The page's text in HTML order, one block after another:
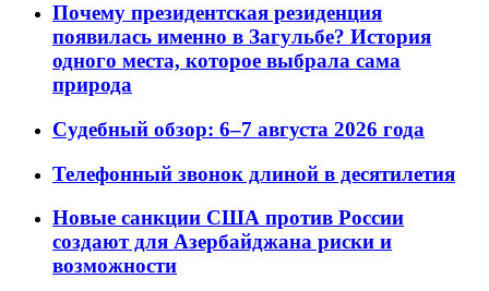
Почему президентская резиденция
появилась именно в Загульбе? История
одного места, которое выбрала сама
природа
Судебный обзор: 6–7 августа 2026 года
Телефонный звонок длиной в десятилетия
Новые санкции США против России
создают для Азербайджана риски и
возможности